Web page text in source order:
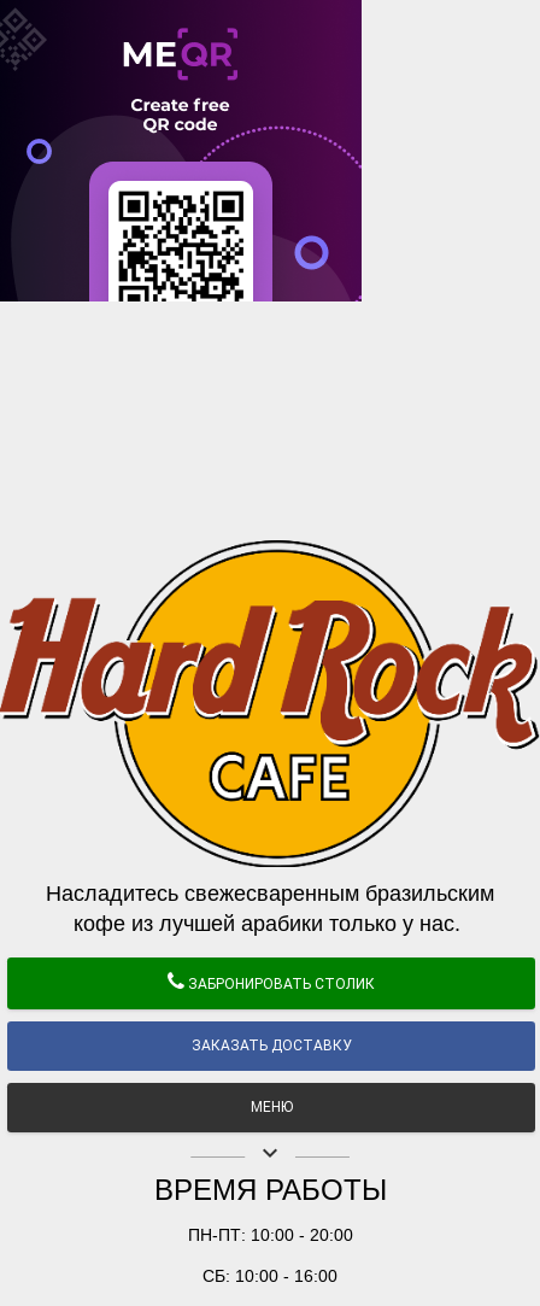
Насладитесь свежесваренным бразильским
кофе из лучшей арабики только у нас.
ЗАБРОНИРОВАТЬ СТОЛИК
ЗАКАЗАТЬ ДОСТАВКУ
МЕНЮ
keyboard_arrow_down
ВРЕМЯ РАБОТЫ
ПН-ПТ: 10:00 - 20:00
СБ: 10:00 - 16:00